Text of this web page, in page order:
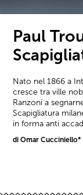
Paul
Nato nel 1866 a
cresce tra ville
Ranzoni a
Scapigliatura
in forma anti
di Omar Cucciniello*